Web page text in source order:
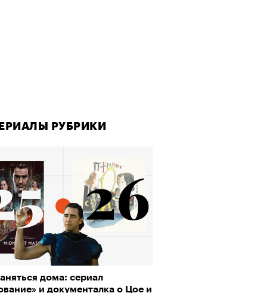
РУБРИКИ
дома: сериал
и документалка о Цое и
РУБРИКИ
как лекарство: как
стали новой формой